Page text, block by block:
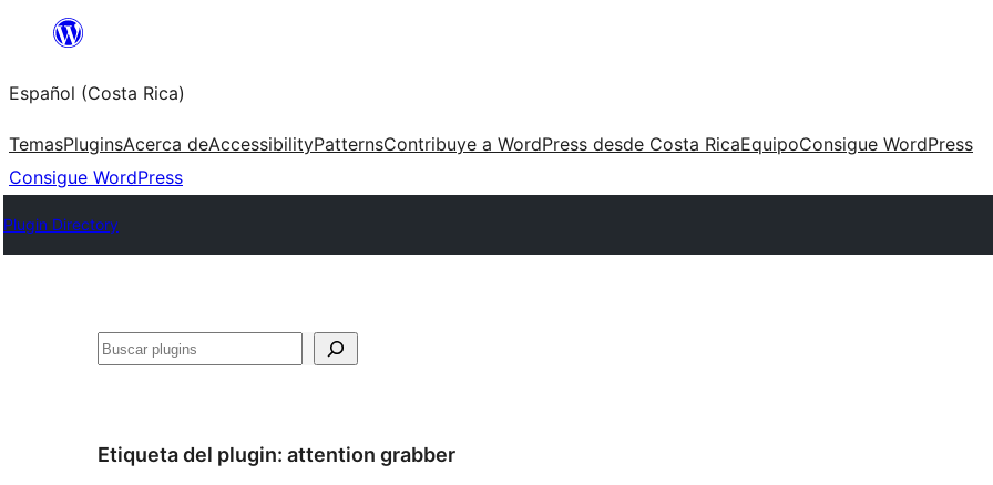
Saltar
contenido
Español (Costa Rica)
TemasPluginsAcerca deAccessibilityPatternsContribuye a WordPress desde Costa RicaEquipoConsigue WordPress
Consigue WordPress
Plugin Directory
Buscar
Etiqueta del plugin: attention grabber